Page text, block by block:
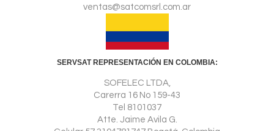
ventas@satcomsrl.com.ar
SERVSAT REPRESENTACIÓN EN COLOMBIA:
SOFELEC LTDA,
Carerra 16 No 159-43
Tel 8101037
Atte. Jaime Avila G.